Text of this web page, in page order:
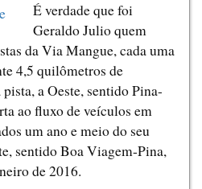
É verdade que foi
Geraldo Julio quem
da Via Mangue, cada uma
4,5 quilômetros de
a Oeste, sentido Pina-
ao fluxo de veículos em
um ano e meio do seu
sentido Boa Viagem-Pina,
de 2016.